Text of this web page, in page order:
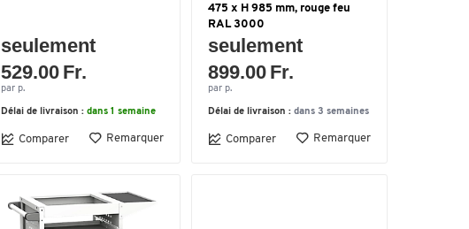
seulement
529.00 Fr.
par p.
Délai de livraison : dans 1 semaine
Comparer Remarquer
475 x H 985 mm, rouge feu
RAL 3000
seulement
899.00 Fr.
par p.
Délai de livraison : dans 3 semaines
Comparer Remarquer